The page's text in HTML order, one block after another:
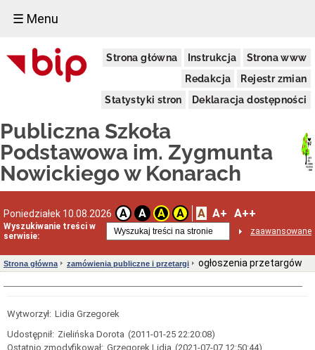
☰ Menu
Strona główna Instrukcja
Strona www
Redakcja
Rejestr zmian
Statystyki stron
Deklaracja dostępności
Publiczna Szkoła
Podstawowa im. Zygmunta
Nowickiego w Konarach
Poniedziałek 10.08.2026 A A A A A A+ A++
Wyszukiwanie treści w
serwisie:
zaawansowane
struktura
organizacji
szkoły
obsługi
Samorząd
Uczniowski
status
prawny
założycielski
Ustawa
o
oświaty
szkoły
o
szkole
Mapa
Strona główna zamówienia publiczne i przetargi ogłoszenia przetargów
Wytworzył: Lidia Grzegorek
Udostępnił: Zielińska Dorota (2011-01-25 22:20:08)
Ostatnio zmodyfikował: Grzegorek Lidia (2021-07-07 12:50:44)